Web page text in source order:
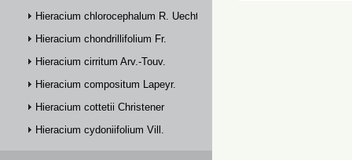
Hieracium chlorocephalum R. Uechtr.
Hieracium chondrillifolium Fr.
Hieracium cirritum Arv.-Touv.
Hieracium compositum Lapeyr.
Hieracium cottetii Christener
Hieracium cydoniifolium Vill.